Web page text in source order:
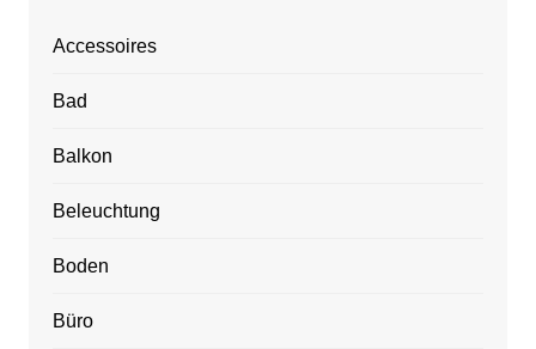
Accessoires
Bad
Balkon
Beleuchtung
Boden
Büro